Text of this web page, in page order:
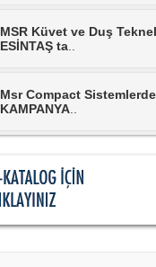
MSR Küvet ve Duş
ESİNTAŞ ta
Msr Compact Sistemlerde
KAMPANYA
KAMPANYA...